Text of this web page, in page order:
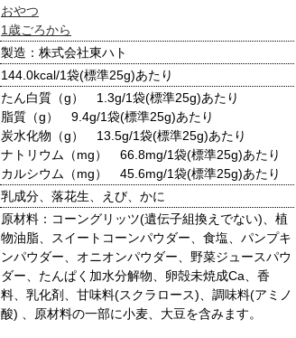
おやつ
1歳ごろから
製造：株式会社東ハト
144.0kcal/1袋(標準25g)あたり
たん白質（g） 1.3g/1袋(標準25g)あたり
脂質（g） 9.4g/1袋(標準25g)あたり
炭水化物（g） 13.5g/1袋(標準25g)あたり
ナトリウム（mg） 66.8mg/1袋(標準25g)あたり
カルシウム（mg） 45.6mg/1袋(標準25g)あたり
乳成分、落花生、えび、かに
原材料：コーングリッツ(遺伝子組換えでない)、植
物油脂、スイートコーンパウダー、食塩、パンプキ
ンパウダー、オニオンパウダー、野菜ジュースパウ
ダー、たんぱく加水分解物、卵殻未焼成Ca、香
料、乳化剤、甘味料(スクラロース)、調味料(アミノ
酸) 、原材料の一部に小麦、大豆を含みます。